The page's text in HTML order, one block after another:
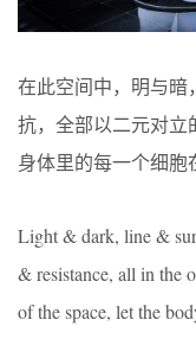
在此空间中，明与暗
抗，全部以二元对立
身体里的每一个细胞
Light & dark, line &
& resistance, all in the
of the space, let the